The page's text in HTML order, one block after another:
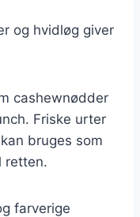
og hvidløg giver
cashewnødder
Friske urter
bruges som
retten.
farverige